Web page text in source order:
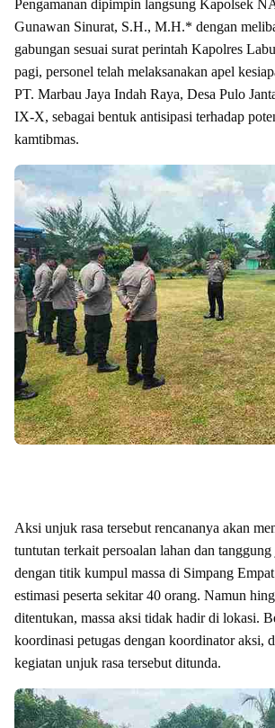
Pengamanan dipimpin langsung Kapolsek
Gunawan Sinurat, S.H., M.H.* dengan
gabungan sesuai surat perintah Kapolres
pagi, personel telah melaksanakan apel
PT. Marbau Jaya Indah Raya, Desa Pulo
IX-X, sebagai bentuk antisipasi terhadap
kamtibmas.
Aksi unjuk rasa tersebut rencananya akan
tuntutan terkait persoalan lahan dan tanggung
dengan titik kumpul massa di Simpang
estimasi peserta sekitar 40 orang. Namun
ditentukan, massa aksi tidak hadir di lokasi.
koordinasi petugas dengan koordinator aksi,
kegiatan unjuk rasa tersebut ditunda.